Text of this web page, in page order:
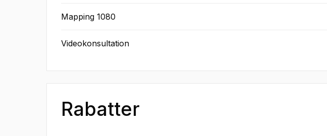
Mapping 1080
Videokonsultation
Rabatter